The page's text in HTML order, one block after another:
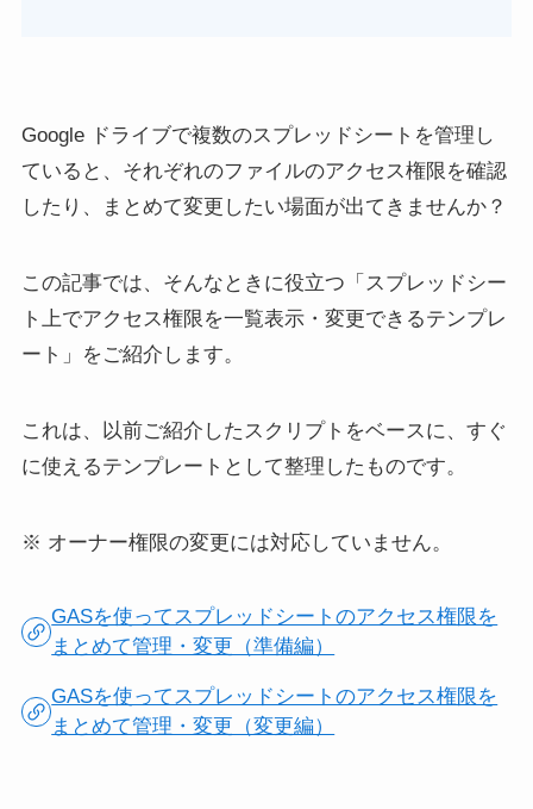
Google ドライブで複数のスプレッドシートを管理し
ていると、それぞれのファイルのアクセス権限を確認
したり、まとめて変更したい場面が出てきませんか？
この記事では、そんなときに役立つ「スプレッドシー
ト上でアクセス権限を一覧表示・変更できるテンプレ
ート」をご紹介します。
これは、以前ご紹介したスクリプトをベースに、すぐ
に使えるテンプレートとして整理したものです。
※ オーナー権限の変更には対応していません。
GASを使ってスプレッドシートのアクセス権限を
まとめて管理・変更（準備編）
GASを使ってスプレッドシートのアクセス権限を
まとめて管理・変更（変更編）